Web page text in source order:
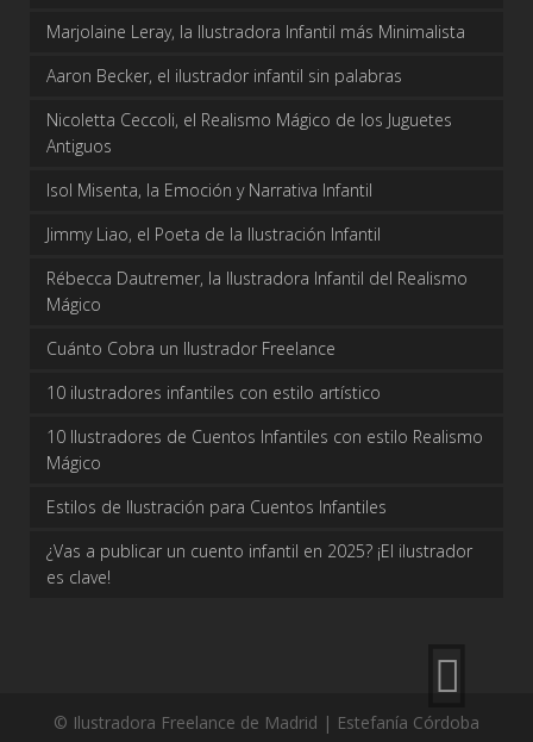
Marjolaine Leray, la Ilustradora Infantil más Minimalista
Aaron Becker, el ilustrador infantil sin palabras
Nicoletta Ceccoli, el Realismo Mágico de los Juguetes
Antiguos
Isol Misenta, la Emoción y Narrativa Infantil
Jimmy Liao, el Poeta de la Ilustración Infantil
Rébecca Dautremer, la Ilustradora Infantil del Realismo
Mágico
Cuánto Cobra un Ilustrador Freelance
10 ilustradores infantiles con estilo artístico
10 Ilustradores de Cuentos Infantiles con estilo Realismo
Mágico
Estilos de Ilustración para Cuentos Infantiles
¿Vas a publicar un cuento infantil en 2025? ¡El ilustrador
es clave!
© Ilustradora Freelance de Madrid | Estefanía Córdoba